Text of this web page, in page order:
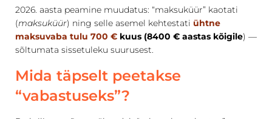
2026. aasta peamine muudatus: “maksuküür” kaotati
(maksuküür) ning selle asemel kehtestati ühtne
maksuvaba tulu 700 € kuus (8400 € aastas kõigile) —
sõltumata sissetuleku suurusest.
Mida täpselt peetakse
“vabastuseks”?